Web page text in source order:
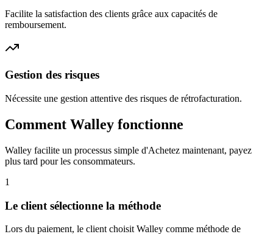
Facilite la satisfaction des clients grâce aux capacités de
remboursement.
Gestion des risques
Nécessite une gestion attentive des risques de rétrofacturation.
Comment Walley fonctionne
Walley facilite un processus simple d'Achetez maintenant, payez
plus tard pour les consommateurs.
1
Le client sélectionne la méthode
Lors du paiement, le client choisit Walley comme méthode de